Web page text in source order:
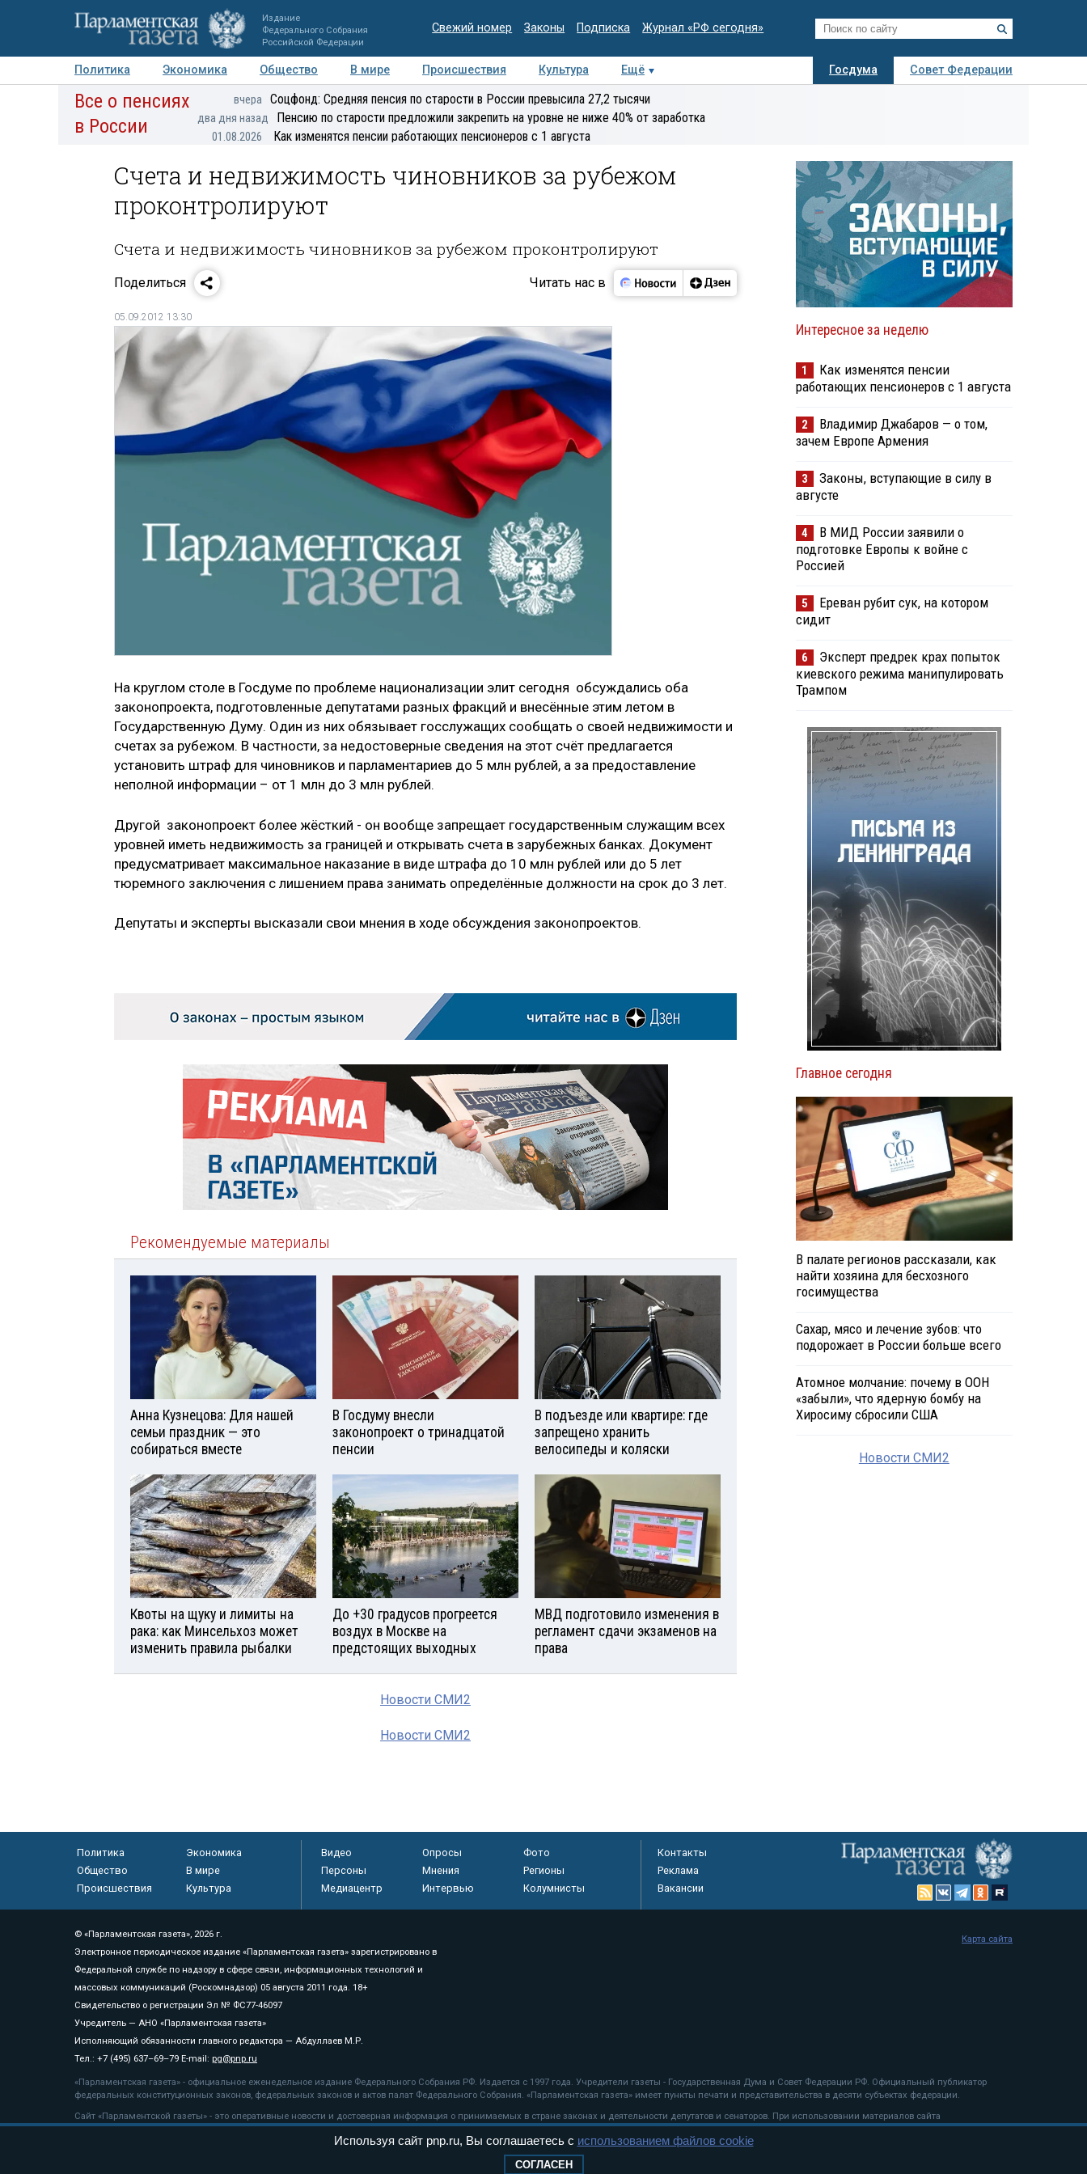
Издание
Федерального Собрания
Российской Федерации
Свежий номер Законы Подписка Журнал «РФ сегодня»
Политика Экономика Общество В мире Происшествия Культура Ещё Госдума
Совет Федерации
Авторы Персоны Мнения Регионы Медиацентр Интервью Колумнисты
экспертиза
Все о пенсиях
в России
вчера Соцфонд: Средняя пенсия по старости в России превысила 27,2 тысячи
два дня назад Пенсию по старости предложили закрепить на уровне не ниже 40% от заработка
01.08.2026 Как изменятся пенсии работающих пенсионеров с 1 августа
Счета и недвижимость чиновников за рубежом
проконтролируют
Счета и недвижимость чиновников за рубежом проконтролируют
Поделиться Читать нас в
05.09.2012 13:30
На круглом столе в Госдуме по проблеме национализации элит сегодня обсуждались оба
законопроекта, подготовленные депутатами разных фракций и внесённые этим летом в
Государственную Думу. Один из них обязывает госслужащих сообщать о своей недвижимости и
счетах за рубежом. В частности, за недостоверные сведения на этот счёт предлагается
установить штраф для чиновников и парламентариев до 5 млн рублей, а за предоставление
неполной информации – от 1 млн до 3 млн рублей.
Другой законопроект более жёсткий - он вообще запрещает государственным служащим всех
уровней иметь недвижимость за границей и открывать счета в зарубежных банках. Документ
предусматривает максимальное наказание в виде штрафа до 10 млн рублей или до 5 лет
тюремного заключения с лишением права занимать определённые должности на срок до 3 лет.
Депутаты и эксперты высказали свои мнения в ходе обсуждения законопроектов.
Рекомендуемые материалы
Анна Кузнецова: Для нашей
семьи праздник — это
собираться вместе
В Госдуму внесли
законопроект о тринадцатой
пенсии
В подъезде или квартире: где
запрещено хранить
велосипеды и коляски
Квоты на щуку и лимиты на
рака: как Минсельхоз может
изменить правила рыбалки
До +30 градусов прогреется
воздух в Москве на
предстоящих выходных
МВД подготовило изменения в
регламент сдачи экзаменов на
права
Новости СМИ2
Новости СМИ2
Интересное за неделю
1
Как изменятся пенсии
работающих пенсионеров с 1 августа
2
Владимир Джабаров — о том,
зачем Европе Армения
3
Законы, вступающие в силу в
августе
4
В МИД России заявили о
подготовке Европы к войне с
Россией
5
Ереван рубит сук, на котором
сидит
6
Эксперт предрек крах попыток
киевского режима манипулировать
Трампом
Главное сегодня
В палате регионов рассказали, как
найти хозяина для бесхозного
госимущества
Сахар, мясо и лечение зубов: что
подорожает в России больше всего
Атомное молчание: почему в ООН
«забыли», что ядерную бомбу на
Хиросиму сбросили США
Новости СМИ2
Политика
Экономика
Общество
В мире
Происшествия
Культура
Видео Опросы
Фото
Персоны
Мнения
Регионы
Медиацентр
Интервью Колумнисты
Контакты
Реклама
Вакансии
© «Парламентская газета», 2026 г.
Электронное периодическое издание «Парламентская газета» зарегистрировано в
Федеральной службе по надзору в сфере связи, информационных технологий и
массовых коммуникаций (Роскомнадзор) 05 августа 2011 года. 18+
Свидетельство о регистрации Эл № ФС77-46097
Учредитель — АНО «Парламентская газета»
Исполняющий обязанности главного редактора — Абдуллаев М.Р.
Тел.: +7 (495) 637–69–79 E-mail: pg@pnp.ru
«Парламентская газета» - официальное еженедельное издание Федерального Собрания РФ. Издается с 1997 года. Учредители газеты - Государственная Дума и Совет Федерации РФ. Официальный публикатор
федеральных конституционных законов, федеральных законов и актов палат Федерального Собрания. «Парламентская газета» имеет пункты печати и представительства в десяти субъектах федерации.
Сайт «Парламентской газеты» - это оперативные новости и достоверная информация о принимаемых в стране законах и деятельности депутатов и сенаторов. При использовании материалов сайта
«Парламентской газеты» активная ссылка на pnp.ru обязательна.
рекомендательные технологии
Карта сайта
Используя сайт pnp.ru, Вы соглашаетесь с использованием файлов cookie
СОГЛАСЕН